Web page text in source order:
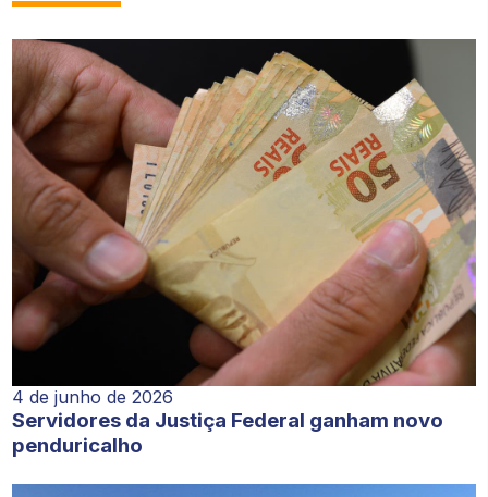
4 de junho de 2026
Servidores da Justiça Federal ganham novo
penduricalho